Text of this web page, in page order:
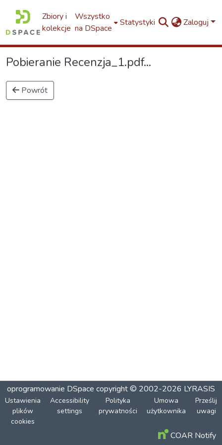
Zbiory i
kolekcje
Wszystko
na DSpace
Statystyki Zaloguj
Pobieranie Recenzja_1.pdf...
Powrót
oprogramowanie DSpace copyright © 2002-2026 LYRASIS
Ustawienia
plików
cookies
Accessibility
settings
Polityka
prywatności
Umowa
użytkownika
Prześlij
uwagi
COAR Notify